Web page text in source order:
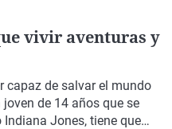
vivir aventuras y
capaz de salvar el mundo
de 14 años que se
Jones, tiene que